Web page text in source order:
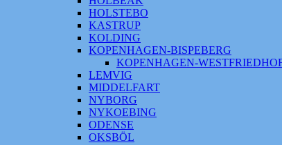
HOLSTEBO
KASTRUP
KOLDING
KOPENHAGEN-BISPEBERG
KOPENHAGEN-
LEMVIG
MIDDELFART
NYBORG
NYKOEBING
ODENSE
OKSBÖL